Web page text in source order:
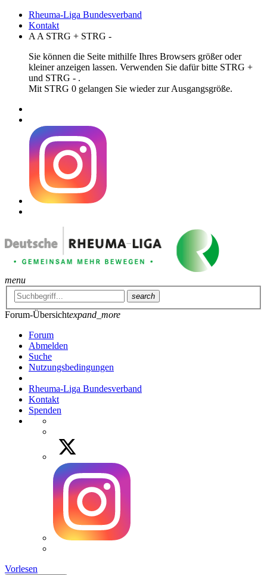
Rheuma-Liga Bundesverband
Kontakt
A A STRG + STRG -
Sie können die Seite mithilfe Ihres Browsers größer oder
kleiner anzeigen lassen. Verwenden Sie dafür bitte STRG +
und STRG - .
Mit STRG 0 gelangen Sie wieder zur Ausgangsgröße.
menu
search
Forum-Übersichtexpand_more
Forum
Abmelden
Suche
Nutzungsbedingungen
Rheuma-Liga Bundesverband
Kontakt
Spenden
Vorlesen